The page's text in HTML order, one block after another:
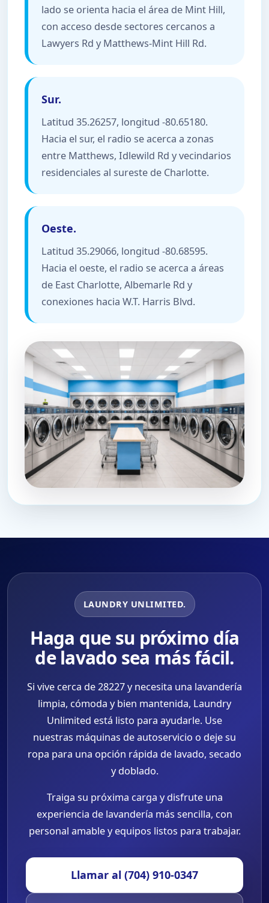
lado se orienta hacia el área de Mint Hill,
con acceso desde sectores cercanos a
Lawyers Rd y Matthews-Mint Hill Rd.
Sur.
Latitud 35.26257, longitud -80.65180.
Hacia el sur, el radio se acerca a zonas
entre Matthews, Idlewild Rd y vecindarios
residenciales al sureste de Charlotte.
Oeste.
Latitud 35.29066, longitud -80.68595.
Hacia el oeste, el radio se acerca a áreas
de East Charlotte, Albemarle Rd y
conexiones hacia W.T. Harris Blvd.
LAUNDRY UNLIMITED.
Haga que su próximo día
de lavado sea más fácil.
Si vive cerca de 28227 y necesita una lavandería
limpia, cómoda y bien mantenida, Laundry
Unlimited está listo para ayudarle. Use
nuestras máquinas de autoservicio o deje su
ropa para una opción rápida de lavado, secado
y doblado.
Traiga su próxima carga y disfrute una
experiencia de lavandería más sencilla, con
personal amable y equipos listos para trabajar.
Llamar al (704) 910-0347